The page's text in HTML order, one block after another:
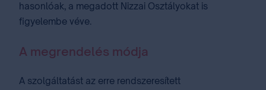
hasonlóak, a megadott Nizzai Osztályokat is
figyelembe véve.
A megrendelés módja
A szolgáltatást az erre rendszeresített